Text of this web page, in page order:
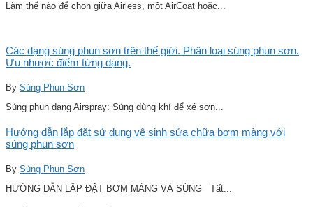
Làm thế nào để chọn giữa Airless, một AirCoat hoặc...
Các dạng súng phun sơn trên thế giới. Phân loại súng phun sơn.
Ưu nhược điểm từng dạng.
By Súng Phun Sơn
Súng phun dạng Airspray: Súng dùng khí để xé sơn...
Hướng dẫn lắp đặt sử dụng vệ sinh sửa chữa bơm màng với
súng phun sơn
By Súng Phun Sơn
HƯỚNG DẪN LẮP ĐẶT BƠM MÀNG VÀ SÚNG Tất...